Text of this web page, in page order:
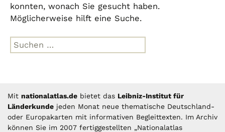
konnten, wonach Sie gesucht haben.
Möglicherweise hilft eine Suche.
Suche
nach:
Mit nationalatlas.de bietet das Leibniz-Institut für
Länderkunde jeden Monat neue thematische Deutschland-
oder Europakarten mit informativen Begleittexten. Im Archiv
können Sie im 2007 fertiggestellten „Nationalatlas